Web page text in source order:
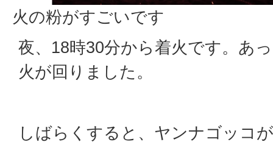
火の粉がすごいです
夜、18時30分から着火です。あ
火が回りました。
しばらくすると、ヤンナゴッコ